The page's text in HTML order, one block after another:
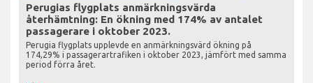
Perugias flygplats anmärkningsvärda
återhämtning: En ökning med 174% av antalet
passagerare i oktober 2023.
Perugia flygplats upplevde en anmärkningsvärd ökning på
174,29% i passagerartrafiken i oktober 2023, jämfört med samma
period förra året.